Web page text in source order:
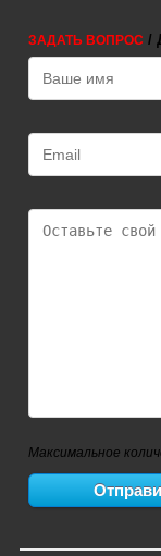
ЗАДАТЬ ВОПРОС /
Максимальное